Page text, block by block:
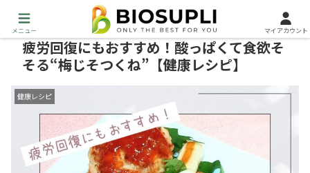
疲労回復にもおすすめ！酸っぱくて食欲そ
そる“梅じそつくね”【健康レシピ】
健康レシピ
メニュー マイアカウント